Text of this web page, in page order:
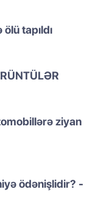
tapıldı
ziyan
ödənişlidir? -